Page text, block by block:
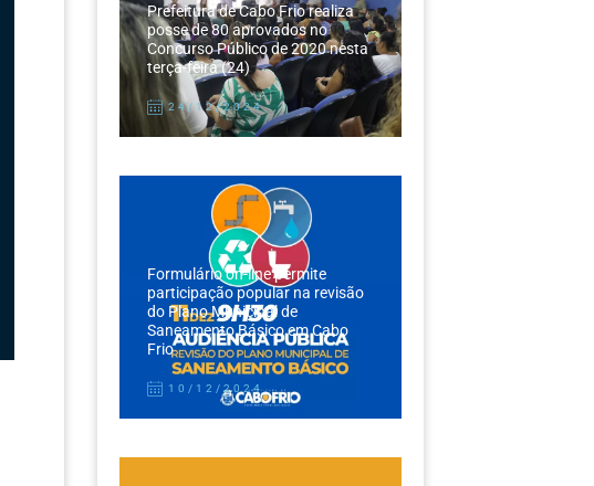
Prefeitura de Cabo Frio realiza
posse de 80 aprovados no
Concurso Público de 2020 nesta
terça-feira (24)
24/12/2024
Formulário on-line permite
participação popular na revisão
do Plano Municipal de
Saneamento Básico em Cabo
Frio
10/12/2024